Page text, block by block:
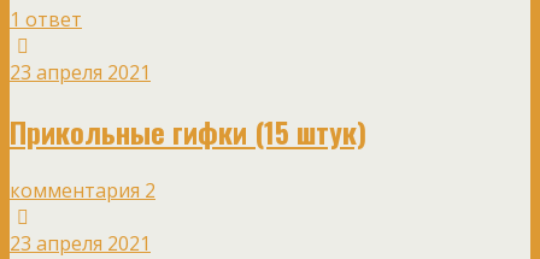
1 ответ
23 апреля 2021
Прикольные гифки (15 штук)
комментария 2
23 апреля 2021